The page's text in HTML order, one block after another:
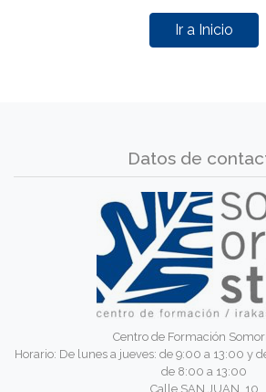
Ir a Inicio
Datos de
Centro de Formación
Horario: De lunes a jueves: de 9:00 a 13:00 y
de 8:00 a 13:00
Calle SAN JUAN, 10